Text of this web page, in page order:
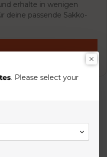
erhalte in wenigen
deine passende Sakko-
SE
Drei
einzeln oder als
. Please select your